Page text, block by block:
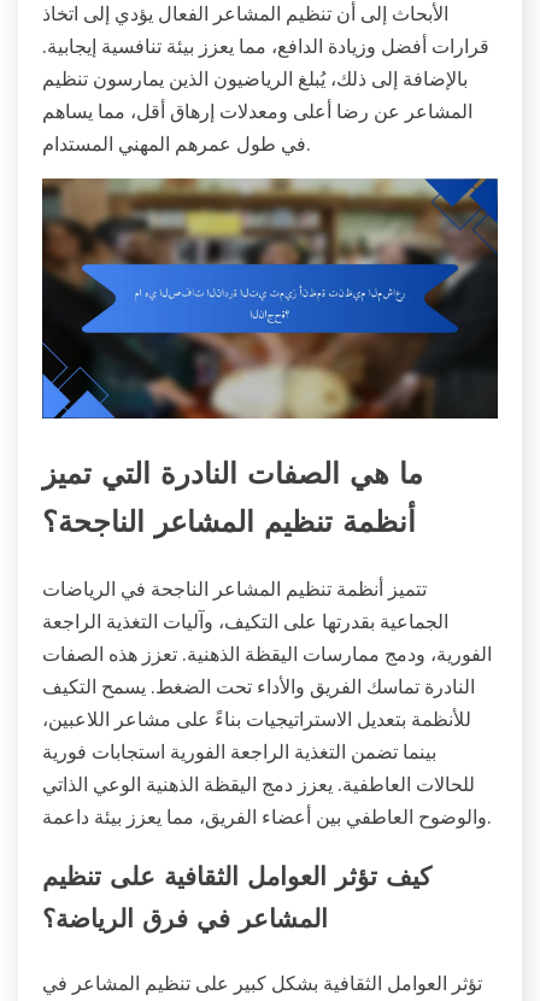
الأبحاث إلى أن تنظيم المشاعر الفعال يؤدي إلى اتخاذ
قرارات أفضل وزيادة الدافع، مما يعزز بيئة تنافسية إيجابية.
بالإضافة إلى ذلك، يُبلغ الرياضيون الذين يمارسون تنظيم
المشاعر عن رضا أعلى ومعدلات إرهاق أقل، مما يساهم
في طول عمرهم المهني المستدام.
ما هي الصفات النادرة التي تميز
أنظمة تنظيم المشاعر الناجحة؟
تتميز أنظمة تنظيم المشاعر الناجحة في الرياضات
الجماعية بقدرتها على التكيف، وآليات التغذية الراجعة
الفورية، ودمج ممارسات اليقظة الذهنية. تعزز هذه الصفات
النادرة تماسك الفريق والأداء تحت الضغط. يسمح التكيف
للأنظمة بتعديل الاستراتيجيات بناءً على مشاعر اللاعبين،
بينما تضمن التغذية الراجعة الفورية استجابات فورية
للحالات العاطفية. يعزز دمج اليقظة الذهنية الوعي الذاتي
والوضوح العاطفي بين أعضاء الفريق، مما يعزز بيئة داعمة.
كيف تؤثر العوامل الثقافية على تنظيم
المشاعر في فرق الرياضة؟
تؤثر العوامل الثقافية بشكل كبير على تنظيم المشاعر في